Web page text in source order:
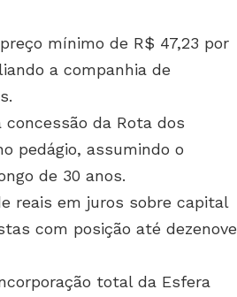
mínimo de R$ 47,23 por
a companhia de
concessão da Rota dos
pedágio, assumindo o
de 30 anos.
reais em juros sobre capital
com posição até dezenove
total da Esfera